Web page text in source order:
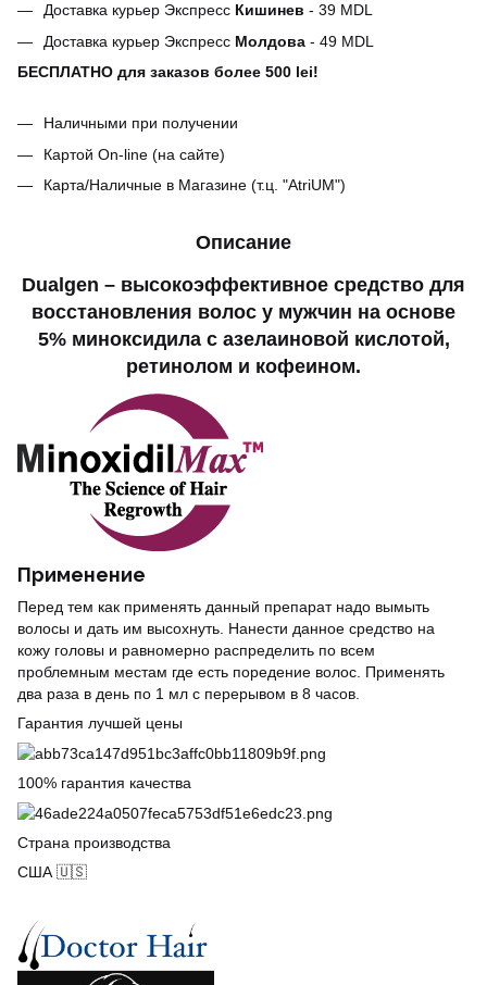
Доставка курьер Экспресс Кишинев - 39 MDL
Доставка курьер Экспресс Молдова - 49 MDL
БЕСПЛАТНО для заказов более 500 lei!
Наличными при получении
Картой On-line (на сайте)
Карта/Наличные в Магазине (т.ц. "AtriUM")
Описание
Dualgen – высокоэффективное средство для
восстановления волос у мужчин на основе
5% миноксидила с азелаиновой кислотой,
ретинолом и кофеином.
Применение
Перед тем как применять данный препарат надо вымыть
волосы и дать им высохнуть. Нанести данное средство на
кожу головы и равномерно распределить по всем
проблемным местам где есть поредение волос. Применять
два раза в день по 1 мл с перерывом в 8 часов.
Гарантия лучшей цены
100% гарантия качества
Страна производства
США 🇺🇸